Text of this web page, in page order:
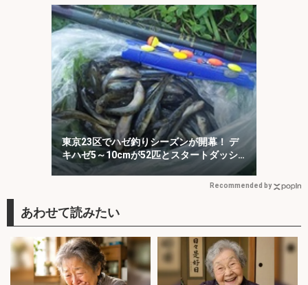
東京23区でハゼ釣りシーズンが開幕！ デ
キハゼ5～10cmが52匹とスタートダッシ
ュに成功
Recommended by